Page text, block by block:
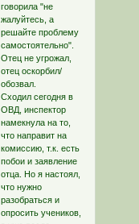
говорила "не
жалуйтесь, а
решайте проблему
самостоятельно".
Отец не угрожал,
отец оскорбил/
обозвал.
Сходил сегодня в
ОВД, инспектор
намекнула на то,
что направит на
комиссию, т.к. есть
побои и заявление
отца. Но я настоял,
что нужно
разобраться и
опросить учеников,